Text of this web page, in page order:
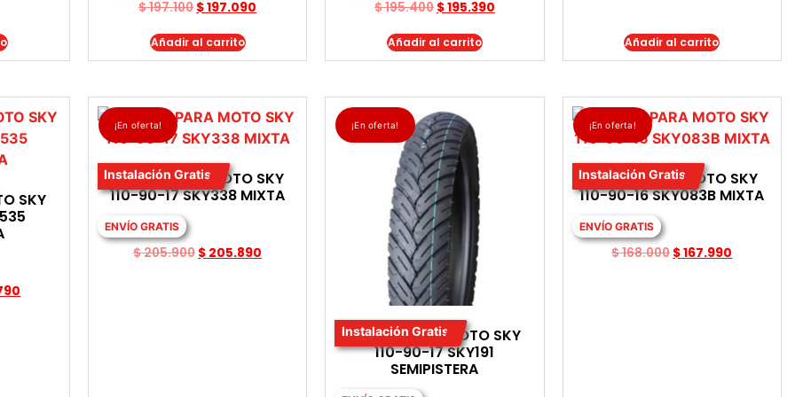
$197.100 $197.090
Añadir al carrito
$195.400 $195.390
Añadir al carrito Añadir al carrito
SKY
¡En oferta!
Instalación Gratis
LLANTA PARA MOTO SKY
110-90-17 SKY338 MIXTA
ENVÍO GRATIS
$205.900 $ 205.890
¡En oferta!
Instalación Gratis
LLANTA PARA MOTO SKY
110-90-17 SKY191
SEMIPISTERA
¡En oferta!
Instalación Gratis
LLANTA PARA MOTO SKY
110-90-16 SKY083B MIXTA
ENVÍO GRATIS
$168.000$167.990